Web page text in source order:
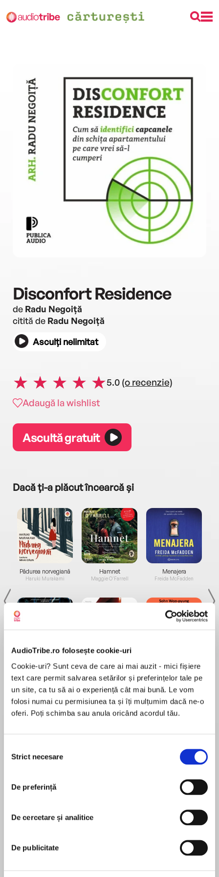
AudioTribe.ro folosește cookie-uri
Cookie-uri? Sunt ceva de care ai mai auzit - mici fișiere
text care permit salvarea setărilor și preferințelor tale pe
un site, ca tu să ai o experiență cât mai bună. Le vom
folosi numai cu permisiunea ta și îți mulțumim dacă ne-o
oferi. Poți schimba sau anula oricând acordul tău.
consimțământului
Strict necesare
De preferință
De cercetare și analitice
De publicitate
Disconfort Residence
de Radu Negoiță
citită de Radu Negoiță
Asculți nelimitat
5.0 (o recenzie)
Adaugă la wishlist
Ascultă gratuit
Dacă ți-a plăcut încearcă și
Pădurea norvegiană
Haruki Murakami
de...
Dani Francis
Hamnet
Maggie O'Farrell
la...
Lauren Weisberger
Menajera
Freida McFadden
Sohn Won-pyung
identificare a greșelilor din planul
apartamentului, aceasta fiind primă tentativă
România.
Negoiță atrage atenția asupra încălcărilor unor
chestiuni de bun-simț ce țin de teoria
firmele private care investesc în construcția de
În acest moment nu există recenzii
pentru această carte